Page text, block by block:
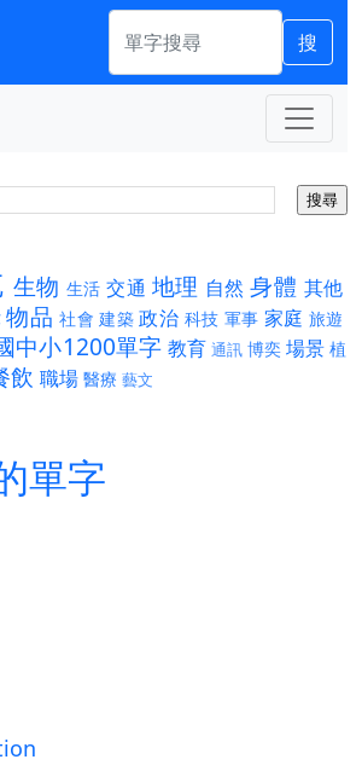
搜
生物 生活 交通 地理 自然 身體 其他
物品 社會 建築 政治 科技 軍事 家庭 旅遊
中小1200單字 教育 通訊 博奕 場景 植
飲 職場 醫療 藝文
單字